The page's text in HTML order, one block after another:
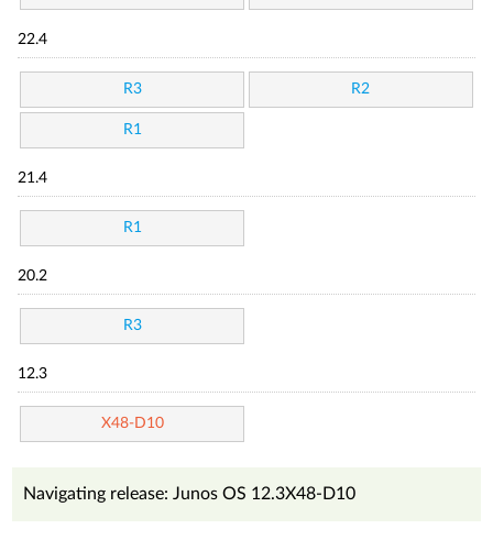
22.4
R3 R2
R1
21.4
R1
20.2
R3
12.3
X48-D10
Navigating release: Junos OS 12.3X48-D10